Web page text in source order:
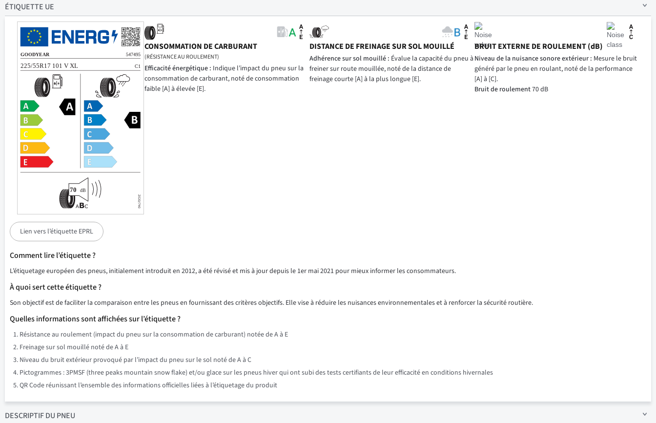
ÉTIQUETTE UE
CONSOMMATION DE CARBURANT
(RÉSISTANCE AU ROULEMENT)
Efficacité énergétique : Indique l’impact du pneu sur la
consommation de carburant, noté de consommation
faible [A] à élevée [E].
DISTANCE DE FREINAGE SUR SOL MOUILLÉ
Adhérence sur sol mouillé : Évalue la capacité du pneu à
freiner sur route mouillée, noté de la distance de
freinage courte [A] à la plus longue [E].
BRUIT EXTERNE DE ROULEMENT (dB)
Niveau de la nuisance sonore extérieur : Mesure le bruit
généré par le pneu en roulant, noté de la performance
[A] à [C].
Bruit de roulement70 dB
Lien vers l’étiquette EPRL
Comment lire l’étiquette ?
L’étiquetage européen des pneus, initialement introduit en 2012, a été révisé et mis à jour depuis le 1er mai 2021 pour mieux informer les consommateurs.
À quoi sert cette étiquette ?
Son objectif est de faciliter la comparaison entre les pneus en fournissant des critères objectifs. Elle vise à réduire les nuisances environnementales et à renforcer la sécurité routière.
Quelles informations sont affichées sur l’étiquette ?
Résistance au roulement (impact du pneu sur la consommation de carburant) notée de A à E
Freinage sur sol mouillé noté de A à E
Niveau du bruit extérieur provoqué par l’impact du pneu sur le sol noté de A à C
Pictogrammes : 3PMSF (three peaks mountain snow flake) et/ou glace sur les pneus hiver qui ont subi des tests certifiants de leur efficacité en conditions hivernales
QR Code réunissant l’ensemble des informations officielles liées à l’étiquetage du produit
DESCRIPTIFDU PNEU